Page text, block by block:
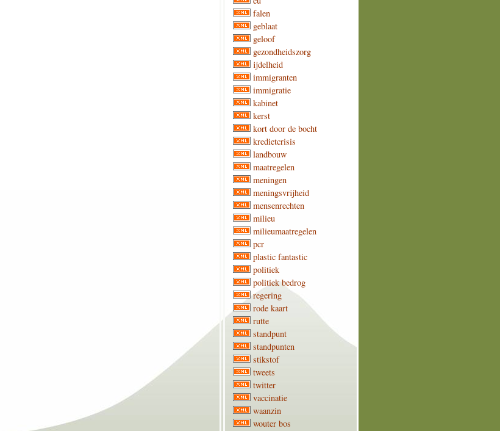
falen
geblaat
geloof
gezondheidszorg
ijdelheid
immigranten
immigratie
kabinet
kerst
kort door de bocht
kredietcrisis
landbouw
maatregelen
meningen
meningsvrijheid
mensenrechten
milieu
milieumaatregelen
pcr
plastic fantastic
politiek
politiek bedrog
regering
rode kaart
rutte
standpunt
standpunten
stikstof
tweets
twitter
vaccinatie
waanzin
wouter bos